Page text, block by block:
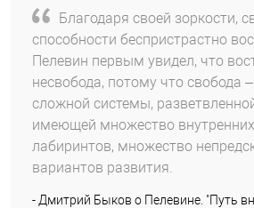
Благодаря своей зоркости,
способности беспристрастно
Пелевин первым увидел, что
несвобода, потому что свобода
сложной системы,
имеющей множество
лабиринтов, множество
вариантов развития.
- Дмитрий Быков о Пелевине. "Путь